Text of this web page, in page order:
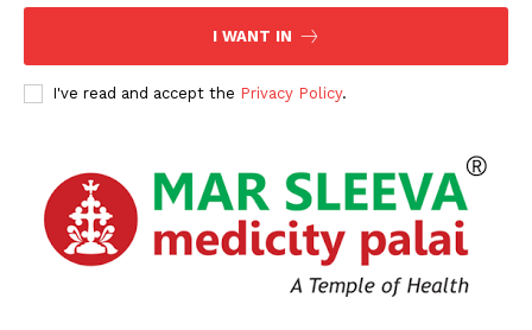
I WANT IN
I've read and accept the Privacy Policy.